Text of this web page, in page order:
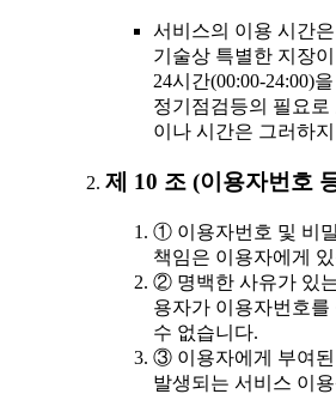
서비스의 이용 시간
기술상 특별한 지장
24시간(00:00-24:00)
정기점검등의 필요
이나 시간은 그러하
제 10 조 (이용자번호
① 이용자번호 및 비
책임은 이용자에게
② 명백한 사유가 있
용자가 이용자번호
수 없습니다.
③ 이용자에게 부여된
발생되는 서비스 이